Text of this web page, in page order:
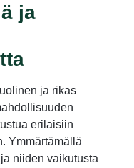
ja
ja rikas
erilaisiin
Ymmärtämällä
niiden vaikutusta